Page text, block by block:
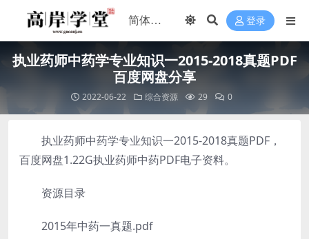
登录
执业药师中药学专业知识一2015-2018真题PDF
百度网盘分享
2022-06-22 综合资源 29 0
执业药师中药学专业知识一2015-2018真题PDF，
百度网盘1.22G执业药师中药PDF电子资料。
资源目录
2015年中药一真题.pdf